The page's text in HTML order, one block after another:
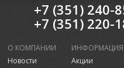
+7 (351) 240-
+7 (351) 220-
О КОМПАНИИ
Новости
ИНФОРМАЦИЯ
Акции